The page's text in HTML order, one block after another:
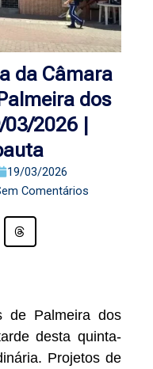
da Câmara
dos
2026 |
19/03/2026
Comentários
de Palmeira dos
desta quinta-
Projetos de